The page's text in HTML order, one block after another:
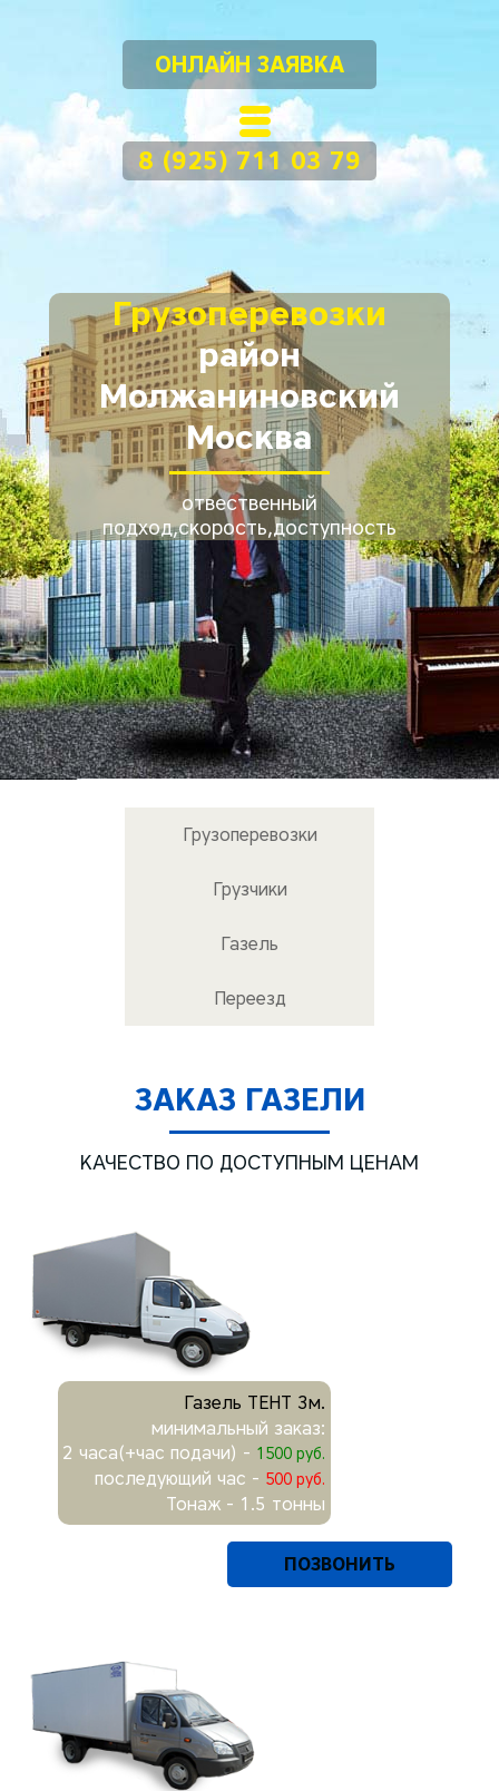
ОНЛАЙН ЗАЯВКА
8 (925) 711 03 79
Грузоперевозки
район
Молжаниновский
Москва
отвественный
подход,скорость,доступность
Грузоперевозки
Грузчики
Газель
Переезд
ЗАКАЗ ГАЗЕЛИ
КАЧЕСТВО ПО ДОСТУПНЫМ ЦЕНАМ
Газель ТЕНТ 3м.
минимальный заказ:
2 часа(+час подачи) - 1500 руб.
последующий час - 500 руб.
Тонаж - 1.5 тонны
ПОЗВОНИТЬ